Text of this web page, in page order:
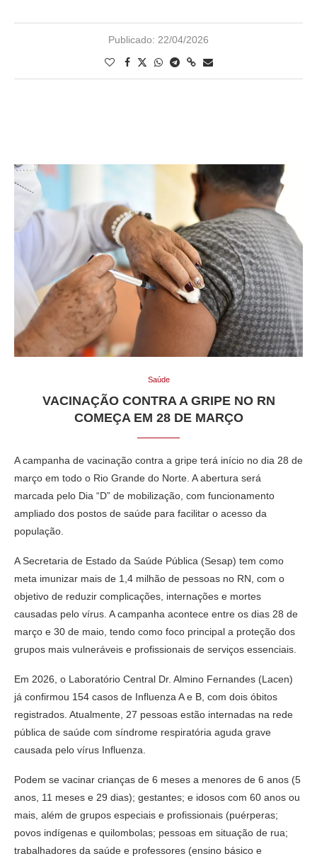
Publicado: 22/04/2026
Saúde
VACINAÇÃO CONTRA A GRIPE NO RN
COMEÇA EM 28 DE MARÇO
A campanha de vacinação contra a gripe terá início no dia 28 de
março em todo o Rio Grande do Norte. A abertura será
marcada pelo Dia “D” de mobilização, com funcionamento
ampliado dos postos de saúde para facilitar o acesso da
população.
A Secretaria de Estado da Saúde Pública (Sesap) tem como
meta imunizar mais de 1,4 milhão de pessoas no RN, com o
objetivo de reduzir complicações, internações e mortes
causadas pelo vírus. A campanha acontece entre os dias 28 de
março e 30 de maio, tendo como foco principal a proteção dos
grupos mais vulneráveis e profissionais de serviços essenciais.
Em 2026, o Laboratório Central Dr. Almino Fernandes (Lacen)
já confirmou 154 casos de Influenza A e B, com dois óbitos
registrados. Atualmente, 27 pessoas estão internadas na rede
pública de saúde com síndrome respiratória aguda grave
causada pelo vírus Influenza.
Podem se vacinar crianças de 6 meses a menores de 6 anos (5
anos, 11 meses e 29 dias); gestantes; e idosos com 60 anos ou
mais, além de grupos especiais e profissionais (puérperas;
povos indígenas e quilombolas; pessoas em situação de rua;
trabalhadores da saúde e professores (ensino básico e